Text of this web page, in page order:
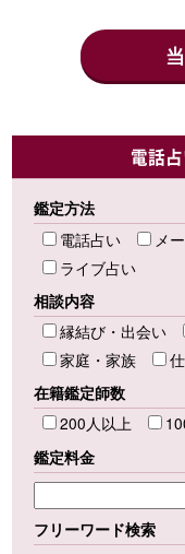
電話
鑑定方法
電話占い
メ
ライブ占い
相談内容
縁結び・出会い
家庭・家族
在籍鑑定師数
200人以上
鑑定料金
フリーワード検索